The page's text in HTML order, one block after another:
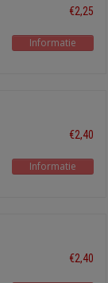
€2,25
Informatie
€2,40
Informatie
€2,40